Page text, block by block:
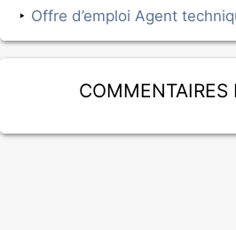
Offre d’emploi Agent